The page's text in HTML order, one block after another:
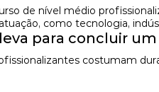
de nível médio
como tecnologia,
para concluir
costumam